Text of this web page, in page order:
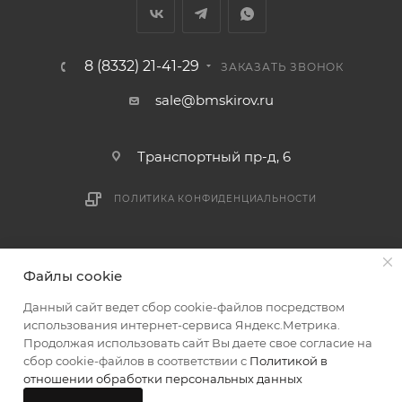
В КОРЗИНУ
8 (8332) 21-41-29 ЗАКАЗАТЬ ЗВОНОК
sale@bmskirov.ru
Транспортный пр-д, 6
ПОЛИТИКА КОНФИДЕНЦИАЛЬНОСТИ
Файлы cookie
Данный сайт ведет сбор cookie-файлов посредством
использования интернет-сервиса Яндекс.Метрика.
Продолжая использовать сайт Вы даете свое согласие на
сбор cookie-файлов в соответствии с Политикой в
отношении обработки персональных данных